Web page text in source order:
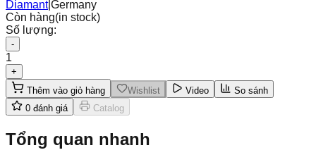
Diamant|Germany
Còn hàng(in stock)
Số lượng:
-
1
+
Thêm vào giỏ hàng
Wishlist Video
So sánh
0 đánh giá Catalog
Tổng quan nhanh